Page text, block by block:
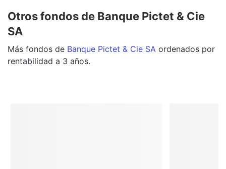
Otros fondos de Banque Pictet & Cie
SA
Más fondos de Banque Pictet & Cie SA ordenados por
rentabilidad a 3 años.